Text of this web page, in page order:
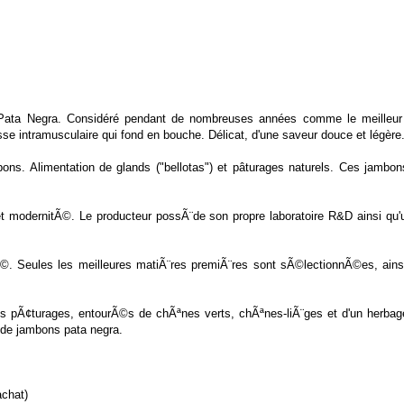
Negra. Considéré pendant de nombreuses années comme le
intramusculaire qui fond en bouche. Délicat, d'une saveur douce et
Alimentation de glands ("bellotas") et pâturages naturels. Ces
Le producteur possÃ¨de son propre laboratoire R&D ainsi
les meilleures matiÃ¨res premiÃ¨res sont sÃ©lectionnÃ©es,
entourÃ©s de chÃªnes verts, chÃªnes-liÃ¨ges et d'un
jambons pata negra.